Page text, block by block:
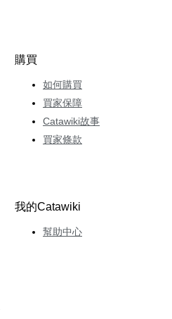
購買
如何購買
買家保障
Catawiki故事
買家條款
我的Catawiki
幫助中心